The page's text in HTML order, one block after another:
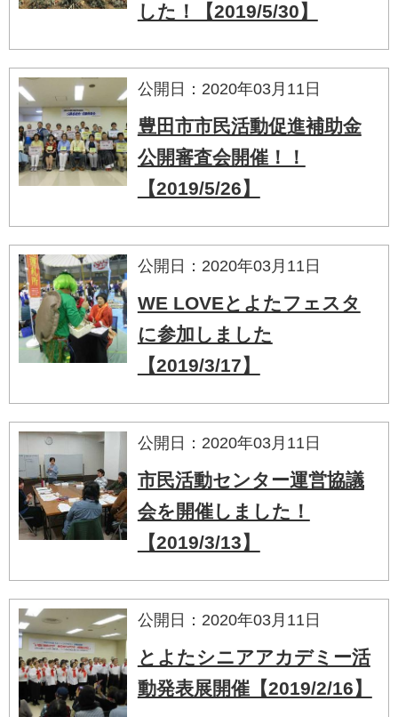
した！【2019/5/30】
公開日：2020年03月11日
豊田市市民活動促進補助金
公開審査会開催！！
【2019/5/26】
公開日：2020年03月11日
WE LOVEとよたフェスタ
に参加しました
【2019/3/17】
公開日：2020年03月11日
市民活動センター運営協議
会を開催しました！
【2019/3/13】
公開日：2020年03月11日
とよたシニアアカデミー活
動発表展開催【2019/2/16】